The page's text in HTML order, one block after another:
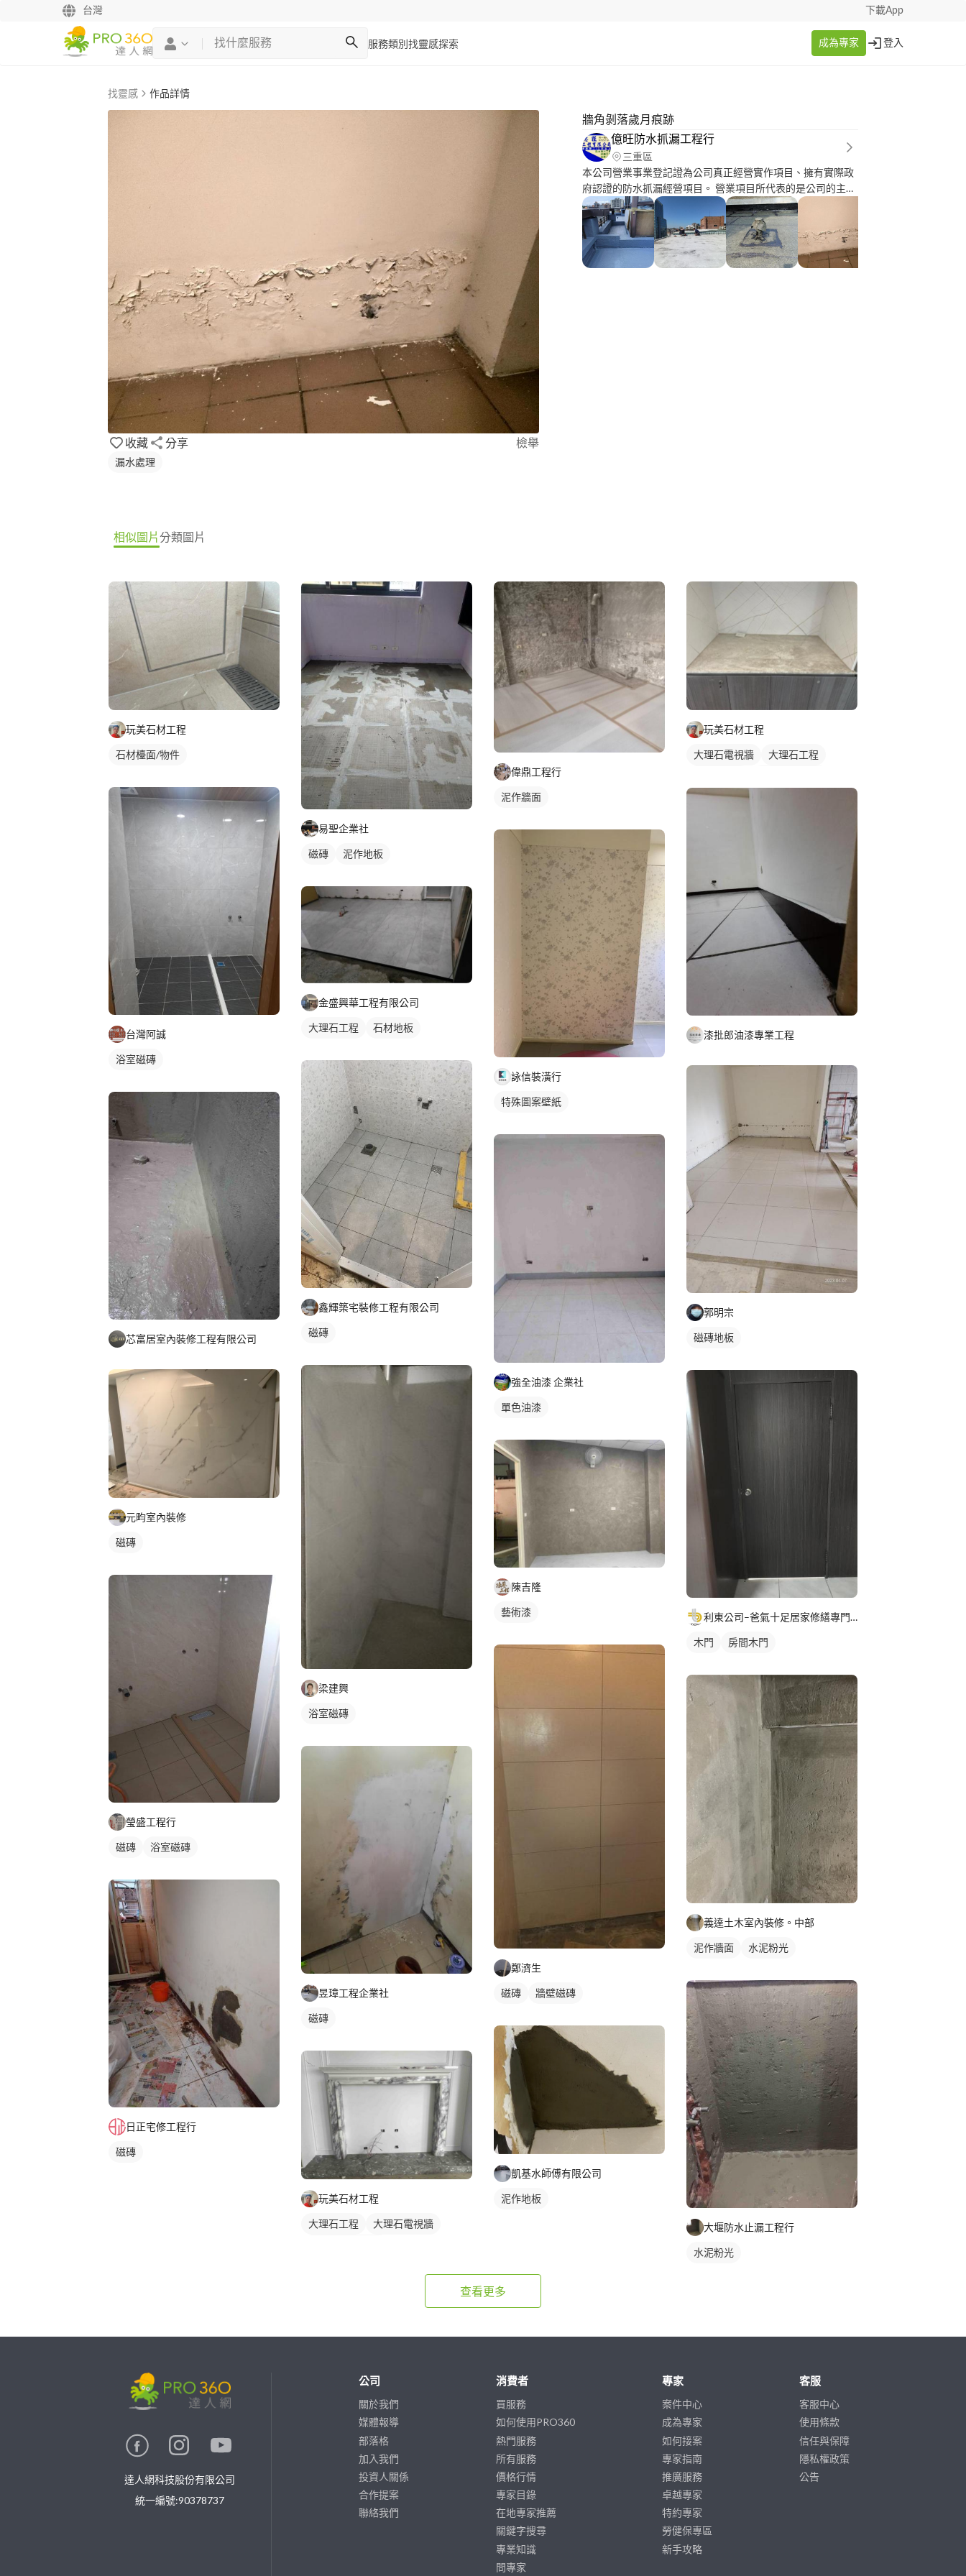
台灣 下載App
服務類別 找靈感探索 成為專家 登入
找靈感 作品詳情
收藏 分享 檢舉
漏水處理
牆角剝落歲月痕跡
億旺防水抓漏工程行
三重區
本公司營業事業登記證為公司真正經營實作項目、擁有實際政
府認證的防水抓漏經營項目。 營業項目所代表的是公司的主打
商品、核心技術給予過多無用附加的經營項目、只是更讓人覺
得無專業施工項目、本公司專業、專職、專責、的防水廠商公
司營業項目內已含防水承攬工 (經濟部審查核准) 非一般(坊)間
工程行和企業社本公司。 無政府認定的防水營登經營項目、導
致所衍生出來的工程糾紛裡見不鮮！以下為本公司經營經濟部
相似圖片分類圖片
玩美石材工程
石材檯面/物件
台灣阿誠
浴室磁磚
芯富居室內裝修工程有限公司
元畇室內裝修
磁磚
瑩盛工程行
磁磚 浴室磁磚
日正宅修工程行
磁磚
易聖企業社
磁磚 泥作地板
金盛興華工程有限公司
大理石工程 石材地板
鑫輝築宅裝修工程有限公司
磁磚
梁建興
浴室磁磚
昱璋工程企業社
磁磚
玩美石材工程
大理石工程
大理石電視牆
偉鼎工程行
泥作牆面
詠信裝潢行
特殊圖案壁紙
強全油漆 企業社
單色油漆
陳吉隆
藝術漆
鄭濟生
磁磚 牆壁磁磚
凱基水師傅有限公司
泥作地板
玩美石材工程
大理石電視牆
大理石工程
漆批郎油漆專業工程
郭明宗
磁磚地板
利東公司–爸氣十足居家修繕專門店
木門 房間木門
義達土木室內裝修。中部
泥作牆面 水泥粉光
大堰防水止漏工程行
水泥粉光
查看更多
達人網科技股份有限公司
統一編號:90378737
公司
關於我們
媒體報導
部落格
加入我們
投資人關係
合作提案
聯絡我們
消費者
買服務
如何使用PRO360
熱門服務
所有服務
價格行情
專家目錄
在地專家推薦
關鍵字搜尋
專業知識
問專家
專家
案件中心
成為專家
如何接案
專家指南
推廣服務
卓越專家
特約專家
勞健保專區
新手攻略
客服
客服中心
使用條款
信任與保障
隱私權政策
公告